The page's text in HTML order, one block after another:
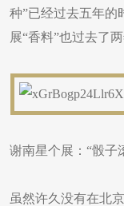
种”已经过去五年的
展“香料”也过去了两
谢南星个展：“骰子
虽然许久没有在北